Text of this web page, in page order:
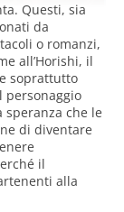
Questi, sia
da
o romanzi,
all’Horishi, il
soprattutto
personaggio
speranza che le
di diventare
il
alla